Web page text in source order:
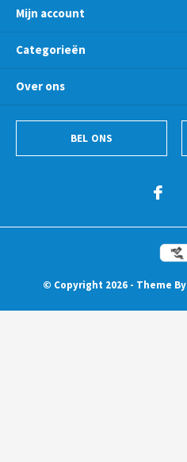
Mijn account
Categorieën
Over ons
BEL ONS
© Copyright 2026 - Theme By